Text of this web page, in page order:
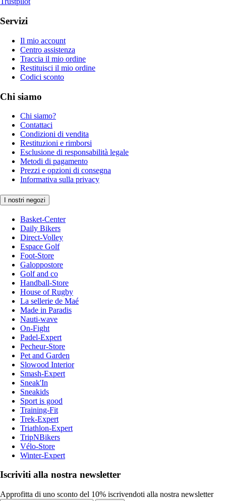
Servizi
Il mio account
Centro assistenza
Traccia il mio ordine
Restituisci il mio ordine
Codici sconto
Chi siamo
Chi siamo?
Contattaci
Condizioni di vendita
Restituzioni e rimborsi
Esclusione di responsabilità legale
Metodi di pagamento
Prezzi e opzioni di consegna
Informativa sulla privacy
I nostri negozi
Basket-Center
Daily Bikers
Direct-Volley
Espace Golf
Foot-Store
Galoppostore
Golf and co
Handball-Store
House of Rugby
La sellerie de Maé
Made in Paradis
Nauti-wave
On-Fight
Padel-Expert
Pecheur-Store
Pet and Garden
Slowood Interior
Smash-Expert
Sneak'In
Sneakids
Sport is good
Training-Fit
Trek-Expert
Triathlon-Expert
TripNBikers
Vélo-Store
Winter-Expert
Iscriviti alla nostra newsletter
Approfitta di uno sconto del 10% iscrivendoti alla nostra newsletter